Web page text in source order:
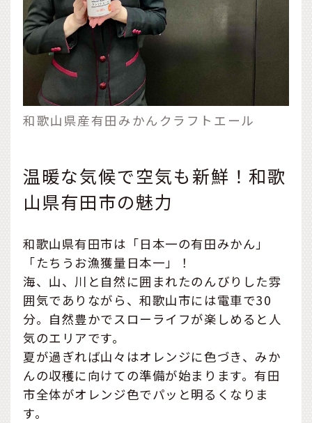
和歌山県産有田みかんクラフトエール
温暖な気候で空気も新鮮！和歌
山県有田市の魅力
和歌山県有田市は「日本一の有田みかん」
「たちうお漁獲量日本一」！
海、山、川と自然に囲まれたのんびりした雰
囲気でありながら、和歌山市には電車で30
分。自然豊かでスローライフが楽しめると人
気のエリアです。
夏が過ぎれば山々はオレンジに色づき、みか
んの収穫に向けての準備が始まります。有田
市全体がオレンジ色でパッと明るくなりま
す。